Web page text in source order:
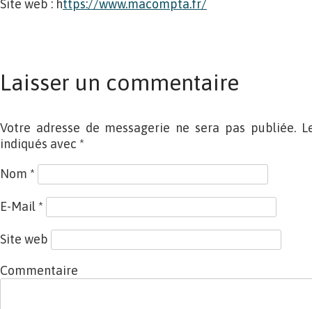
Site web : https://www.macompta.fr/
Laisser un commentaire
Votre adresse de messagerie ne sera pas publiée.
indiqués avec *
Nom *
E-Mail *
Site web
Commentaire